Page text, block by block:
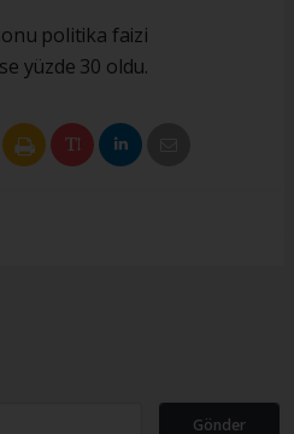
politika faizi
yüzde 30 oldu.
Gönder